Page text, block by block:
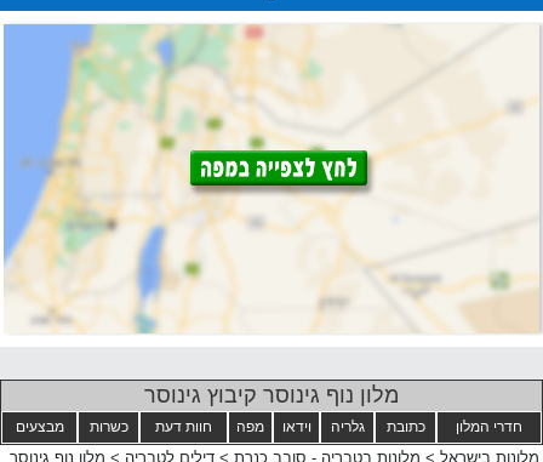
מלון נוף גינוסר קיבוץ גינוסר
מבצעים כשרות חוות דעת מפה וידאו גלריה כתובת חדרי המלון
מלונות בישראל > מלונות בטבריה - סובב כנרת > דילים לטבריה > מלון נוף גינוסר